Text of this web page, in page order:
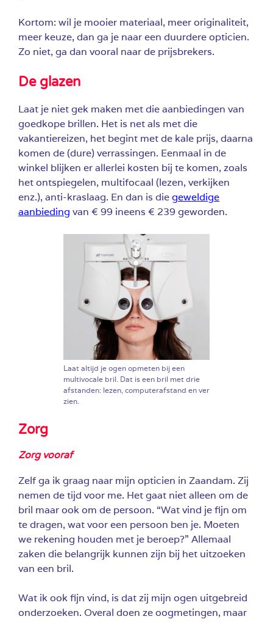
Kortom: wil je mooier materiaal, meer originaliteit,
meer keuze, dan ga je naar een duurdere opticien.
Zo niet, ga dan vooral naar de prijsbrekers.
De glazen
Laat je niet gek maken met die aanbiedingen van
goedkope brillen. Het is net als met die
vakantiereizen, het begint met de kale prijs, daarna
komen de (dure) verrassingen. Eenmaal in de
winkel blijken er allerlei kosten bij te komen, zoals
het ontspiegelen, multifocaal (lezen, verkijken
enz.), anti-kraslaag. En dan is diegeweldige
aanbieding van € 99 ineens € 239 geworden.
Laat altijd je ogen opmeten bij een
multivocale bril. Dat is een bril met drie
afstanden: lezen, computerafstand en ver
zien.
Zorg
Zorg vooraf
Zelf ga ik graag naar mijn opticien in Zaandam. Zij
nemen de tijd voor me. Het gaat niet alleen om de
bril maar ook om de persoon. “Wat vind je fijn om
te dragen, wat voor een persoon ben je. Moeten
we rekening houden met je beroep?” Allemaal
zaken die belangrijk kunnen zijn bij het uitzoeken
van een bril.
Wat ik ook fijn vind, is dat zij mijn ogen uitgebreid
onderzoeken. Overal doen ze oogmetingen, maar